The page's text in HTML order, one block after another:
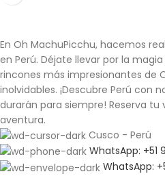
En Oh MachuPicchu, hacemos
en Perú. Déjate llevar por la
rincones más impresionantes de
inolvidables. ¡Descubre Perú con
durarán para siempre! Reserva tu
aventura.
Cusco - Perú
WhatsApp: +51
WhatsApp: